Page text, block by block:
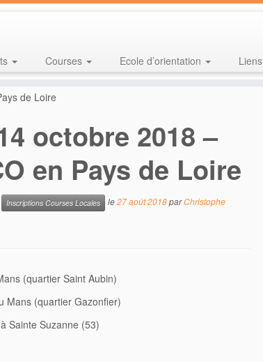
Courses Ecole d’orientation Liens
de Loire
octobre 2018 –
en Pays de Loire
Inscriptions Courses Locales le27 août 2018parChristophe
(quartier Saint Aubin)
Mans (quartier Gazonfier)
Sainte Suzanne (53)